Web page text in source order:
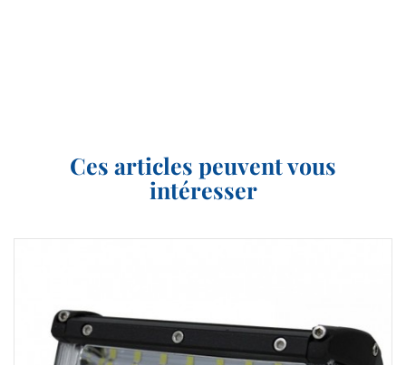
Ces articles peuvent vous
intéresser